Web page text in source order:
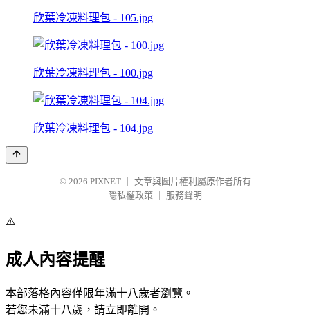
欣葉冷凍料理包 - 105.jpg
欣葉冷凍料理包 - 100.jpg
欣葉冷凍料理包 - 104.jpg
© 2026 PIXNET
文章與圖片權利屬原作者所有
隱私權政策
服務聲明
⚠️
成人內容提醒
本部落格內容僅限年滿十八歲者瀏覽。
若您未滿十八歲，請立即離開。